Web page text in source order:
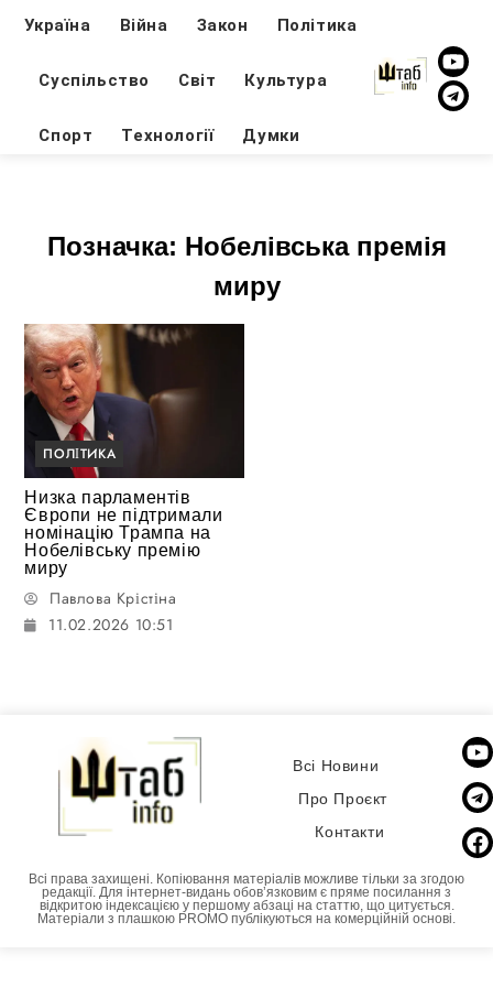
Україна Війна Закон Політика
Суспільство Світ Культура
Спорт Технології Думки
Позначка: Нобелівська премія
миру
ПОЛІТИКА
Низка парламентів
Європи не підтримали
номінацію Трампа на
Нобелівську премію
миру
Павлова Крістіна
11.02.2026 10:51
Всі Новини
Про Проєкт
Контакти
Всі права захищені. Копіювання матеріалів можливе тільки за згодою
редакції. Для інтернет-видань обовʼязковим є пряме посилання з
відкритою індексацією у першому абзаці на статтю, що цитується.
Матеріали з плашкою PROMO публікуються на комерційній основі.